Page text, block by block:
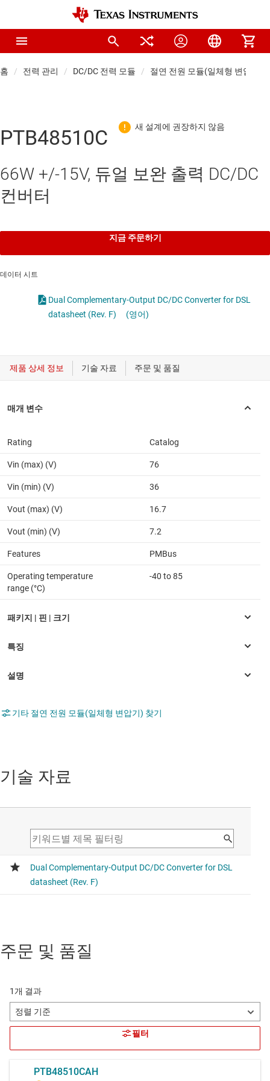
홈 전력 관리 DC/DC 전력 모듈 절연 전원 모듈(일체형 변압기)
PTB48510C
66W +/-15V, 듀얼 보완 출력 DC/DC
컨버터
지금 주문하기
데이터 시트
Dual Complementary-Output DC/DC Converter for DSL
datasheet (Rev. F)
(영어)
Rating Catalog
Vin (max) (V) 76
Vin (min) (V) 36
Vout (max) (V) 16.7
Vout (min) (V) 7.2
Features PMBus
Operating temperature
range (°C)
-40 to 85
기타 절연 전원 모듈(일체형 변압기) 찾기
기술 자료
주문 및 품질